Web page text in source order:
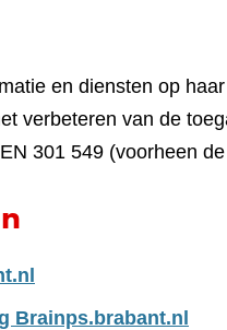
en diensten op
verbeteren van de
301 549 (voorheen
Brainps.brabant.nl